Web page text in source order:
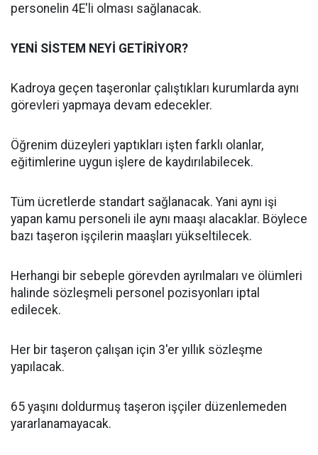
personelin 4E'li olması sağlanacak.
YENİ SİSTEM NEYİ GETİRİYOR?
Kadroya geçen taşeronlar çalıştıkları kurumlarda aynı
görevleri yapmaya devam edecekler.
Öğrenim düzeyleri yaptıkları işten farklı olanlar,
eğitimlerine uygun işlere de kaydırılabilecek.
Tüm ücretlerde standart sağlanacak. Yani aynı işi
yapan kamu personeli ile aynı maaşı alacaklar. Böylece
bazı taşeron işçilerin maaşları yükseltilecek.
Herhangi bir sebeple görevden ayrılmaları ve ölümleri
halinde sözleşmeli personel pozisyonları iptal
edilecek.
Her bir taşeron çalışan için 3'er yıllık sözleşme
yapılacak.
65 yaşını doldurmuş taşeron işçiler düzenlemeden
yararlanamayacak.